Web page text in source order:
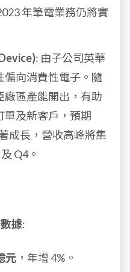
年筆電業務仍將實
: 由子公司英華
偏向消費性電子。隨
廠區產能開出，有助
單及新客戶，預期
成長，營收高峰將集
Q4。
據:
元 ，年增 4%。